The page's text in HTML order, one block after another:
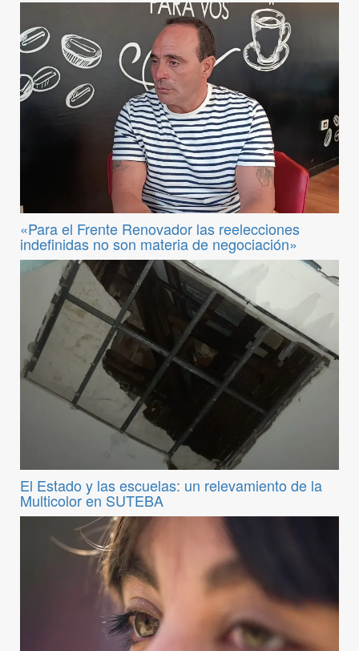
«Para el Frente Renovador las reelecciones
indefinidas no son materia de negociación»
El Estado y las escuelas: un relevamiento de la
Multicolor en SUTEBA